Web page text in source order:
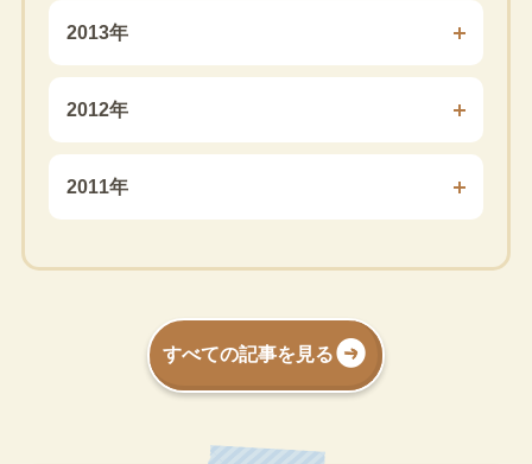
2013年
2012年
2011年
すべての記事を見る